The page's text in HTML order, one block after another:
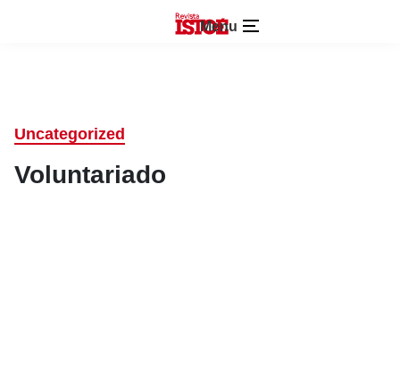
Menu
Uncategorized
Voluntariado